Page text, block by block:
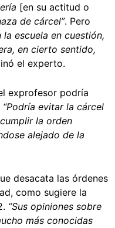
[en su actitud o
de cárcel”. Pero
la escuela en cuestión,
en cierto sentido,
el experto.
exprofesor podría
“Podría evitar la cárcel
la orden
alejado de la
desacata las órdenes
como sugiere la
“Sus opiniones sobre
más conocidas